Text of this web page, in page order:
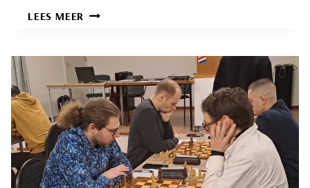
LEES MEER DE
EI;
EEN
DUBBELVERSLAG
VAN
HET
TWEEDE
RSB
TEAM.